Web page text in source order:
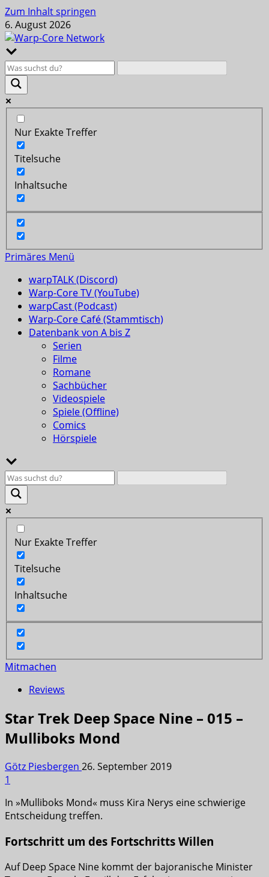
Zum Inhalt springen
6. August 2026
Nur Exakte Treffer
Titelsuche
Inhaltsuche
Primäres Menü
warpTALK (Discord)
Warp-Core TV (YouTube)
warpCast (Podcast)
Warp-Core Café (Stammtisch)
Datenbank von A bis Z
Serien
Filme
Romane
Sachbücher
Videospiele
Spiele (Offline)
Comics
Hörspiele
Nur Exakte Treffer
Titelsuche
Inhaltsuche
Mitmachen
Reviews
Star Trek Deep Space Nine – 015 –
Mulliboks Mond
Götz Piesbergen 26. September 2019
1
In »Mulliboks Mond« muss Kira Nerys eine schwierige
Entscheidung treffen.
Fortschritt um des Fortschritts Willen
Auf Deep Space Nine kommt der bajoranische Minister